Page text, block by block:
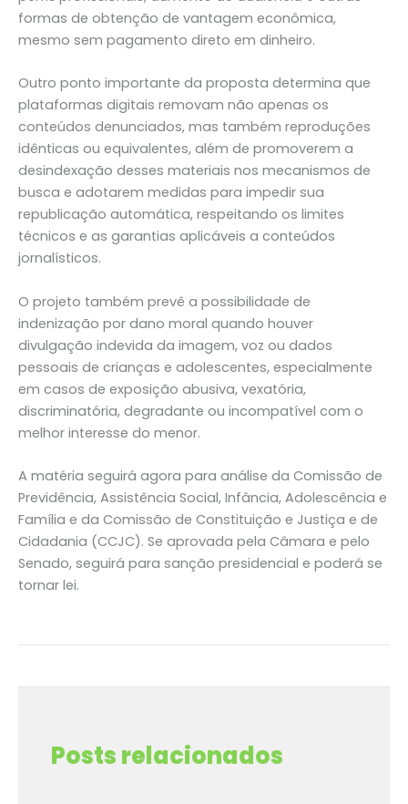
formas de obtenção de vantagem econômica,
mesmo sem pagamento direto em dinheiro.
Outro ponto importante da proposta determina que
plataformas digitais removam não apenas os
conteúdos denunciados, mas também reproduções
idênticas ou equivalentes, além de promoverem a
desindexação desses materiais nos mecanismos de
busca e adotarem medidas para impedir sua
republicação automática, respeitando os limites
técnicos e as garantias aplicáveis a conteúdos
jornalísticos.
O projeto também prevê a possibilidade de
indenização por dano moral quando houver
divulgação indevida da imagem, voz ou dados
pessoais de crianças e adolescentes, especialmente
em casos de exposição abusiva, vexatória,
discriminatória, degradante ou incompatível com o
melhor interesse do menor.
A matéria seguirá agora para análise da Comissão de
Previdência, Assistência Social, Infância, Adolescência e
Família e da Comissão de Constituição e Justiça e de
Cidadania (CCJC). Se aprovada pela Câmara e pelo
Senado, seguirá para sanção presidencial e poderá se
tornar lei.
Posts relacionados